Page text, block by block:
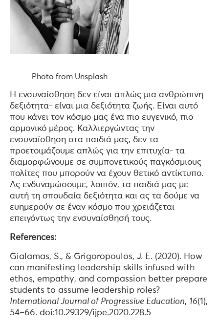
Photo from Unsplash
Η ενσυναίσθηση δεν είναι απλώς μια ανθρώπινη
δεξιότητα- είναι μια δεξιότητα ζωής. Είναι αυτό
που κάνει τον κόσμο μας ένα πιο ευγενικό, πιο
αρμονικό μέρος. Καλλιεργώντας την
ενσυναίσθηση στα παιδιά μας, δεν τα
προετοιμάζουμε απλώς για την επιτυχία- τα
διαμορφώνουμε σε συμπονετικούς παγκόσμιους
πολίτες που μπορούν να έχουν θετικό αντίκτυπο.
Ας ενδυναμώσουμε, λοιπόν, τα παιδιά μας με
αυτή τη σπουδαία δεξιότητα και ας τα δούμε να
ευημερούν σε έναν κόσμο που χρειάζεται
επειγόντως την ενσυναίσθησή τους.
References:
Gialamas, S., & Grigoropoulos, J. E. (2020). How
can manifesting leadership skills infused with
ethos, empathy, and compassion better prepare
students to assume leadership roles?
International Journal of Progressive Education, 16(1),
54–66. doi:10.29329/ijpe.2020.228.5